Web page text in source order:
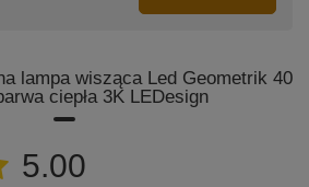
lampa wisząca Led Geometrik 40
ciepła 3K LEDesign
5.00